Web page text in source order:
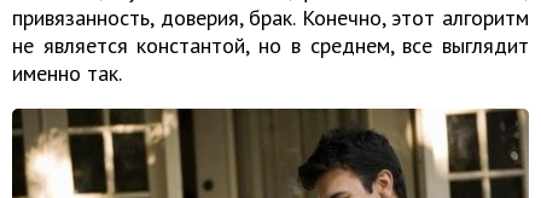
привязанность, доверия, брак. Конечно, этот алгоритм
не является константой, но в среднем, все выглядит
именно так.